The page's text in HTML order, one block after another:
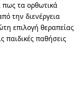
πως τα ορθωτικά
την διενέργεια
επιλογή θεραπείας
παιδικές παθήσεις